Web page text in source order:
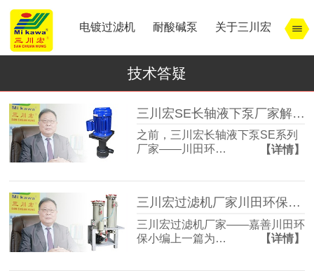
电镀过滤机 耐酸碱泵 关于三川宏
技术答疑
三川宏SE长轴液下泵厂家解析电镀镀铬时间和镀后处理
之前，三川宏长轴液下泵SE系列
厂家——川田环…
【详情】
三川宏过滤机厂家川田环保解析宁波余姚镇北工业园模式
三川宏过滤机厂家——嘉善川田环
保小编上一篇为…
【详情】